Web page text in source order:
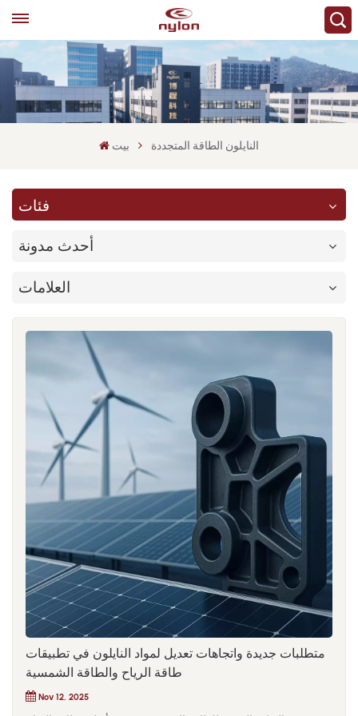
بيت النايلون الطاقة المتجددة
فئات
أحدث مدونة
العلامات
متطلبات جديدة واتجاهات تعديل لمواد النايلون في تطبيقات
طاقة الرياح والطاقة الشمسية
Nov 12, 2025